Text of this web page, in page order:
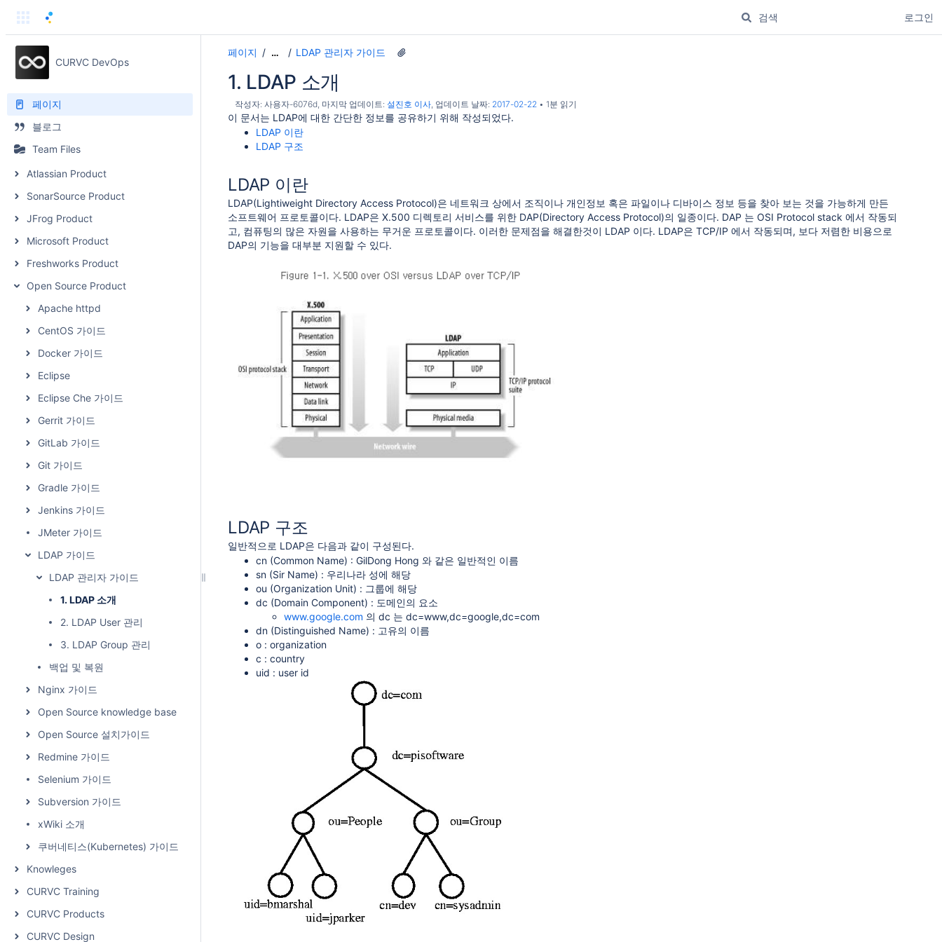
로그인
CURVC DevOps
페이지
블로그
Team Files
Atlassian Product
SonarSource Product
JFrog Product
Microsoft Product
Freshworks Product
Open Source Product
Apache httpd
CentOS 가이드
Docker 가이드
Eclipse
Eclipse Che 가이드
Gerrit 가이드
GitLab 가이드
Git 가이드
Gradle 가이드
Jenkins 가이드
JMeter 가이드
LDAP 가이드
LDAP 관리자 가이드
1. LDAP 소개
2. LDAP User 관리
3. LDAP Group 관리
백업 및 복원
Nginx 가이드
Open Source knowledge base
Open Source 설치가이드
Redmine 가이드
Selenium 가이드
Subversion 가이드
xWiki 소개
쿠버네티스(Kubernetes) 가이드
Knowleges
CURVC Training
CURVC Products
CURVC Design
페이지 … LDAP 관리자 가이드
1. LDAP 소개
작성자: 사용자-6076d, 마지막 업데이트: 설진호 이사, 업데이트 날짜: 2017-02-22 1분 읽기
이 문서는 LDAP에 대한 간단한 정보를 공유하기 위해 작성되었다.
LDAP 이란
LDAP 구조
LDAP 이란
LDAP(Lightiweight Directory Access Protocol)은 네트워크 상에서 조직이나 개인정보 혹은 파일이나 디바이스 정보 등을 찾아 보는 것을 가능하게 만든
소프트웨어 프로토콜이다. LDAP은 X.500 디렉토리 서비스를 위한 DAP(Directory Access Protocol)의 일종이다. DAP 는 OSI Protocol stack 에서 작동되
고, 컴퓨팅의 많은 자원을 사용하는 무거운 프로토콜이다. 이러한 문제점을 해결한것이 LDAP 이다. LDAP은 TCP/IP 에서 작동되며, 보다 저렴한 비용으로
DAP의 기능을 대부분 지원할 수 있다.
LDAP 구조
일반적으로 LDAP은 다음과 같이 구성된다.
cn (Common Name) : GilDong Hong 와 같은 일반적인 이름
sn (Sir Name) : 우리나라 성에 해당
ou (Organization Unit) : 그룹에 해당
dc (Domain Component) : 도메인의 요소
www.google.com 의 dc 는 dc=www,dc=google,dc=com
dn (Distinguished Name) : 고유의 이름
o : organization
c : country
uid : user id